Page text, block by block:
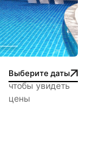
Выберите даты
чтобы увидеть
цены